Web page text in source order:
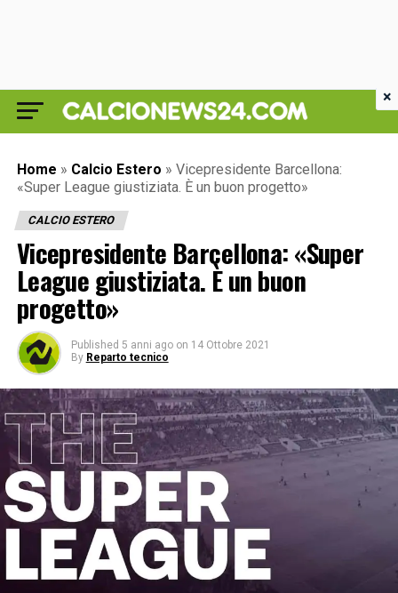
Home » Calcio Estero » Vicepresidente Barcellona:
«Super League giustiziata. È un buon progetto»
CALCIO ESTERO
Vicepresidente Barcellona: «Super
League giustiziata. È un buon
progetto»
Published 5 anni ago on 14 Ottobre 2021
By Reparto tecnico
×